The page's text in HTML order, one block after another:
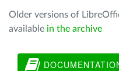
Older versions of
available in the archive